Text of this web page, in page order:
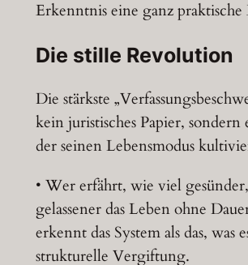
Erkenntnis eine ganz
Die stille Revolution
Die stärkste
kein juristisches Papier, sondern
der seinen Lebensmodus
• Wer erfährt, wie viel
gelassener das Leben ohne
erkennt das System als das, was
strukturelle Vergiftung.